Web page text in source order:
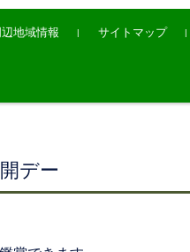
地域情報 サイトマップ
デー